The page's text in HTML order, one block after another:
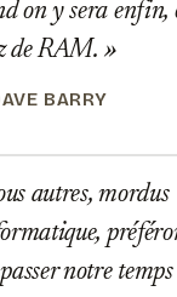
on y sera enfin,
de RAM.
BARRY
autres, mordus
notre